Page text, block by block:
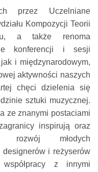
przez Uczelniane
Kompozycji Teorii
a także renoma
konferencji i sesji
i międzynarodowym,
aktywności naszych
chęci dzielenia się
sztuki muzycznej.
ze znanymi postaciami
inspirują oraz
rozwój młodych
designerów i reżyserów
z innymi